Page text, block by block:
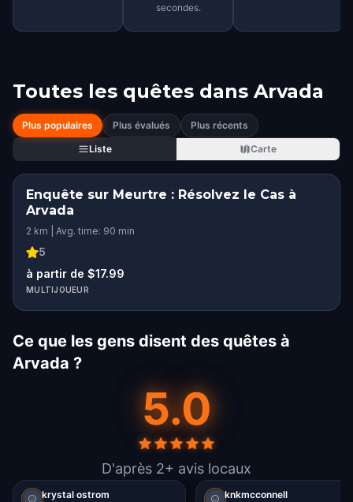
secondes.
Toutes les quêtes dans Arvada
Plus populaires Plus évalués
Plus récents
Liste
Carte
Enquête sur Meurtre : Résolvez le Cas à
Arvada
2 km | Avg. time: 90 min
5
à partir de $17.99
MULTIJOUEUR
Ce que les gens disent des quêtes à
Arvada ?
5.0
D'après 2+ avis locaux
krystal ostrom knkmcconnell